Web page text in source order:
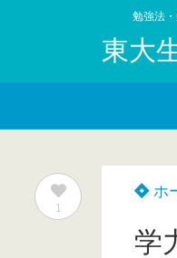
勉強法
東大
1
ホ
学